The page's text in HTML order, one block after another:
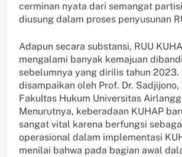
cerminan nyata dari semangat
diusung dalam proses penyusunan
Adapun secara substansi, RUU
mengalami banyak kemajuan
sebelumnya yang dirilis tahun 2023.
disampaikan oleh Prof. Dr. Sadjijono,
Fakultas Hukum Universitas
Menurutnya, keberadaan KUHAP
sangat vital karena berfungsi
operasional dalam implementasi
menilai bahwa pada bagian awal